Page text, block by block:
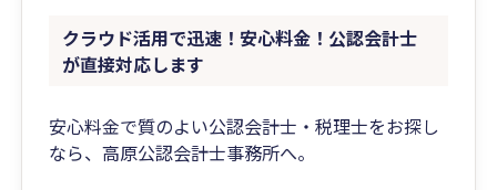
クラウド活用で迅速！安心料金！公認会計士
が直接対応します
安心料金で質のよい公認会計士・税理士をお探し
なら、高原公認会計士事務所へ。